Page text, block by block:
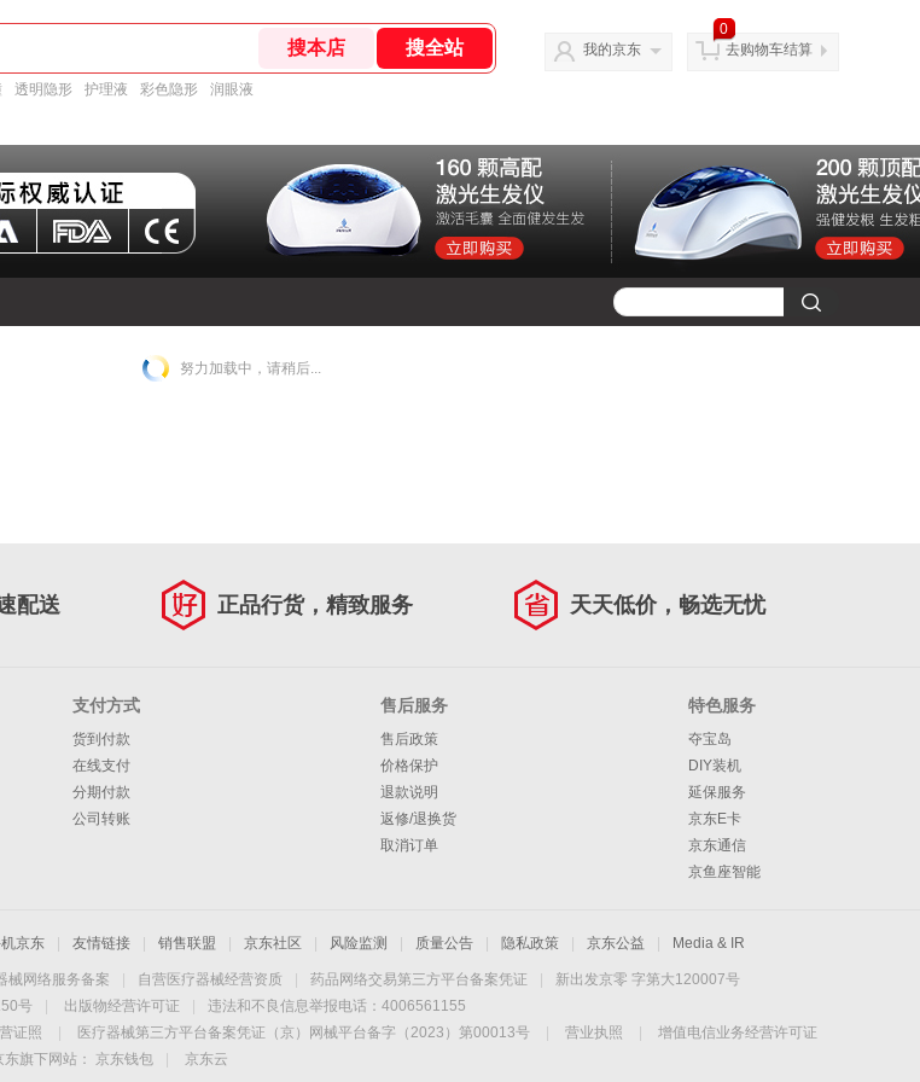
透明隐形 护理液 彩色隐形 润眼液
我的京东
0
去购物车结算
努力加载中，请稍后...
配送 正品行货，精致服务 天天低价，畅选无忧
支付方式
货到付款
在线支付
分期付款
公司转账
售后服务
售后政策
价格保护
退款说明
返修/退换货
取消订单
特色服务
夺宝岛
DIY装机
延保服务
京东E卡
京东通信
京鱼座智能
京东 友情链接 销售联盟 京东社区 风险监测 质量公告 隐私政策 京东公益 Media & IR
械网络服务备案 自营医疗器械经营资质 药品网络交易第三方平台备案凭证
新出发京零 字第大120007号
号
出版物经营许可证
违法和不良信息举报电话：4006561155
证照 医疗器械第三方平台备案凭证（京）网械平台备字（2023）第00013号 营业执照
增值电信业务经营许可证
东旗下网站：
京东钱包 京东云